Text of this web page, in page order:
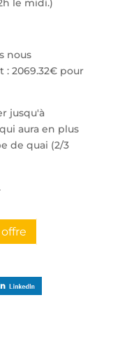
le midi.)
nous
: 2069.32€ pour
jusqu'à
aura en plus
de quai (2/3